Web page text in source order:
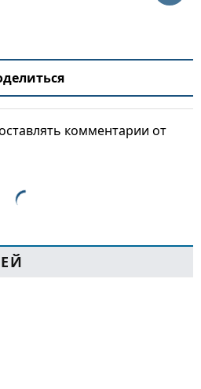
комментарии от